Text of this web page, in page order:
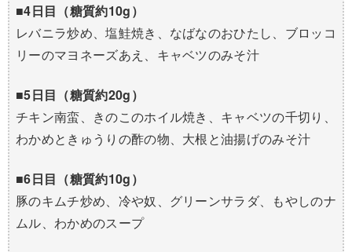
■4日目（糖質約10g）
レバニラ炒め、塩鮭焼き、なばなのおひたし、ブロッコ
リーのマヨネーズあえ、キャベツのみそ汁
■5日目（糖質約20g）
チキン南蛮、きのこのホイル焼き、キャベツの千切り、
わかめときゅうりの酢の物、大根と油揚げのみそ汁
■6日目（糖質約10g）
豚のキムチ炒め、冷や奴、グリーンサラダ、もやしのナ
ムル、わかめのスープ